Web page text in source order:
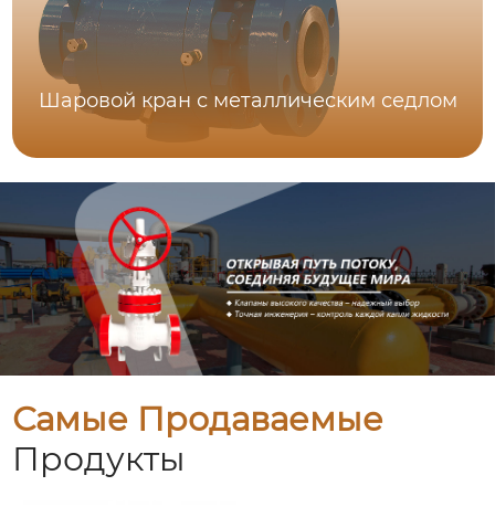
Шаровой кран с металлическим седлом
Самые Продаваемые
Продукты